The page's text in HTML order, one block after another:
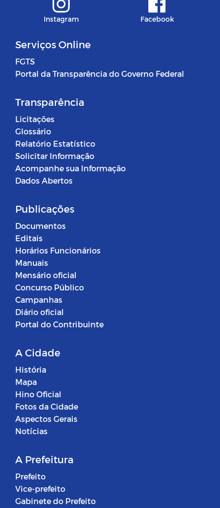
Instagram Facebook
Serviços Online
FGTS
Portal da Transparência do Governo Federal
Transparência
Licitações
Glossário
Relatório Estatístico
Solicitar Informação
Acompanhe sua Informação
Dados Abertos
Publicações
Documentos
Editais
Horários Funcionários
Manuais
Mensário oficial
Concurso Público
Campanhas
Diário oficial
Portal do Contribuinte
A Cidade
História
Mapa
Hino Oficial
Fotos da Cidade
Aspectos Gerais
Notícias
A Prefeitura
Prefeito
Vice-prefeito
Gabinete do Prefeito